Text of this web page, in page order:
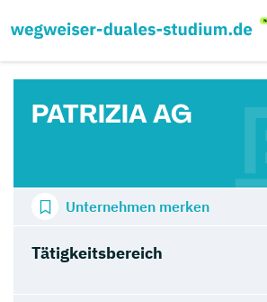
PATRIZIA AG
Tätigkeitsbereich
Unternehmen merken